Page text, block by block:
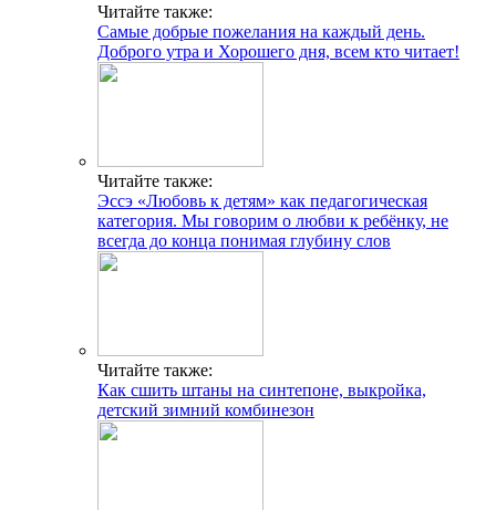
Читайте также:
Самые добрые пожелания на каждый день.
Доброго утра и Хорошего дня, всем кто читает!
Читайте также:
Эссэ «Любовь к детям» как педагогическая
категория. Мы говорим о любви к ребёнку, не
всегда до конца понимая глубину слов
Читайте также:
Как сшить штаны на синтепоне, выкройка,
детский зимний комбинезон